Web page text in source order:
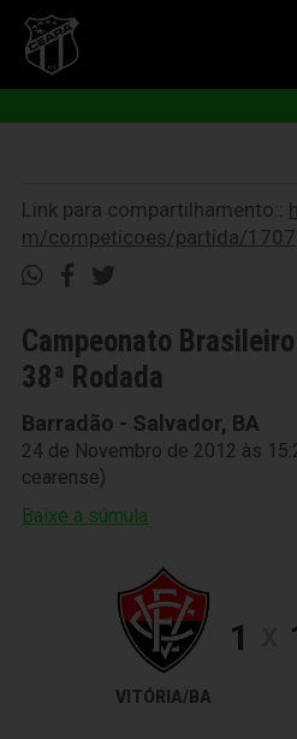
Link para compartilhamento::
m/competicoes/partida/1707
Campeonato
38ª Rodada
Barradão - Salvador, BA
24 de Novembro de 2012 às
cearense)
Baixe a súmula
VITÓRIA/BA
1